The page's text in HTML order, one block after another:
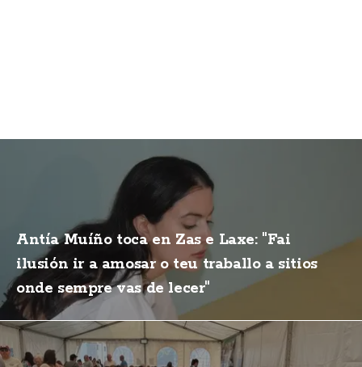
Antía Muíño toca en Zas e Laxe: "Fai
ilusión ir a amosar o teu traballo a sitios
onde sempre vas de lecer"